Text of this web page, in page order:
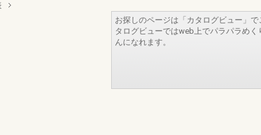
お探しのページは「カタログビュー」
タログビューではweb上でパラパラめく
んになれます。